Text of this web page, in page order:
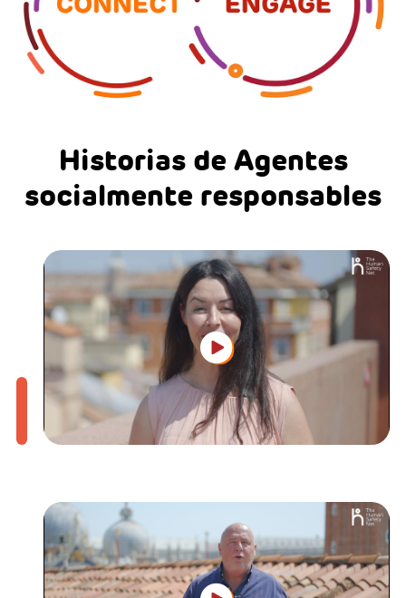
Historias de Agentes
socialmente responsables